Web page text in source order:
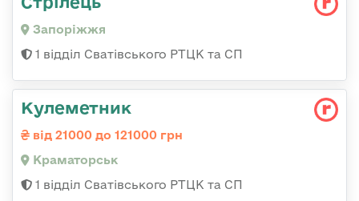
Запоріжжя
1 відділ Сватівського РТЦК та СП
Кулеметник
від 21000 до 121000 грн
Краматорськ
1 відділ Сватівського РТЦК та СП